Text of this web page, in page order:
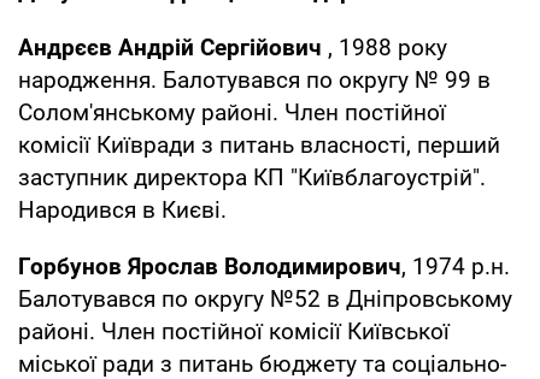
Андрєєв Андрій Сергійович , 1988 року
народження. Балотувався по округу № 99 в
Солом'янському районі. Член постійної
комісії Київради з питань власності, перший
заступник директора КП "Київблагоустрій".
Народився в Києві.
Горбунов Ярослав Володимирович, 1974 р.н.
Балотувався по округу №52 в Дніпровському
районі. Член постійної комісії Київської
міської ради з питань бюджету та соціально-